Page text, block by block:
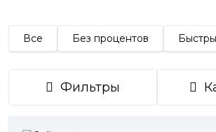
Все Без процентов
Фильтры